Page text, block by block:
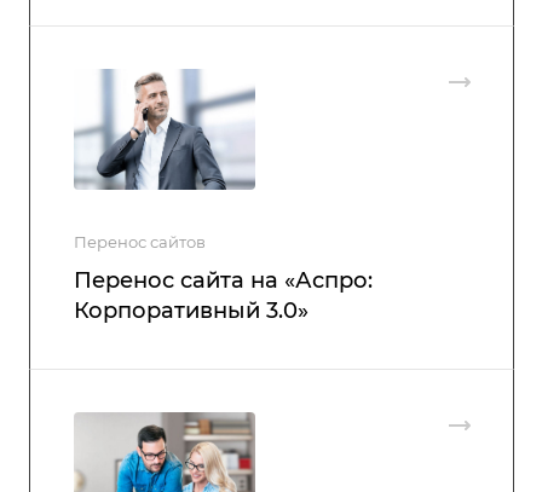
Перенос сайтов
Перенос сайта на «Аспро:
Корпоративный 3.0»